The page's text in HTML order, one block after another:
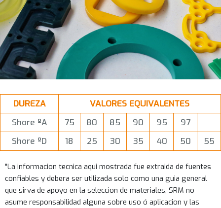
DUREZA
VALORES EQUIVALENTES
Shore ºA
75 80 85 90 95
97
Shore ºD
18 25 30 35 40 50 55
"La informacion tecnica aqui mostrada fue extraida de fuentes
confiables y debera ser utilizada solo como una guia general
que sirva de apoyo en la seleccion de materiales, SRM no
asume responsabilidad alguna sobre uso ó aplicacion y las